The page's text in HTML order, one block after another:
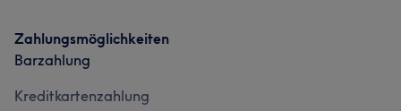
Zahlungsmöglichkeiten
Barzahlung
Kreditkartenzahlung